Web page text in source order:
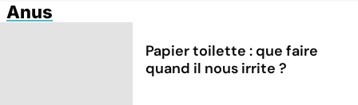
Anus
Papier toilette : que faire
quand il nous irrite ?